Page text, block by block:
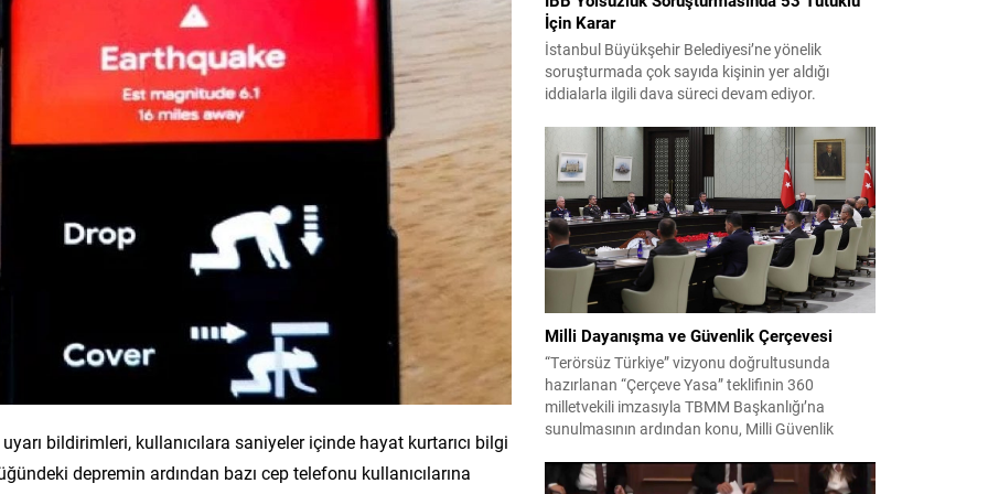
bildirimleri, kullanıcılara saniyeler içinde hayat kurtarıcı bilgi
depremin ardından bazı cep telefonu kullanıcılarına
İçin Karar
İstanbul Büyükşehir Belediyesi’ne yönelik
soruşturmada çok sayıda kişinin yer aldığı
iddialarla ilgili dava süreci devam ediyor.
sanıkların tutukluluk hallerini ayrı ayrı
değerlendirdi. İnceleme sonucunda, aralarında
Ekrem İmamoğlu’nun da bulunduğu 53 tutuklu
hakkında tutukluluk hallerinin sürdürülmesine
karar verildi. İddialar ve değerlendirilen talepler
Soruşturma kapsamında sanıklara yöneltilen...
Milli Dayanışma ve Güvenlik Çerçevesi
“Terörsüz Türkiye” vizyonu doğrultusunda
hazırlanan “Çerçeve Yasa” teklifinin 360
milletvekili imzasıyla TBMM Başkanlığı’na
sunulmasının ardından konu, Milli Güvenlik
Toplantı sonrası yayımlanan sekiz maddelik